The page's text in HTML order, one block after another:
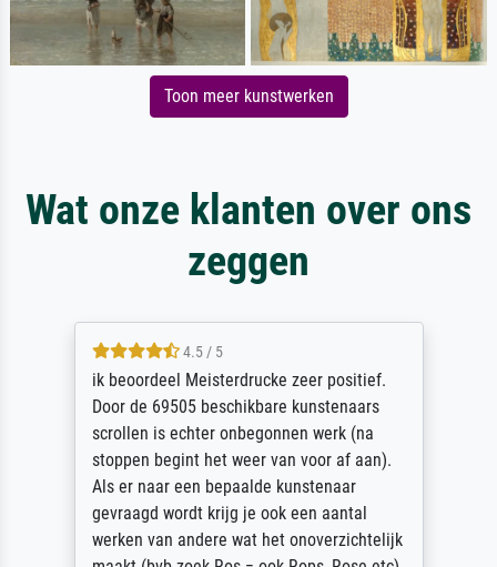
Toon meer kunstwerken
Wat onze klanten over ons
zeggen
4.5 / 5
ik beoordeel Meisterdrucke zeer positief.
Door de 69505 beschikbare kunstenaars
scrollen is echter onbegonnen werk (na
stoppen begint het weer van voor af aan).
Als er naar een bepaalde kunstenaar
gevraagd wordt krijg je ook een aantal
werken van andere wat het onoverzichtelijk